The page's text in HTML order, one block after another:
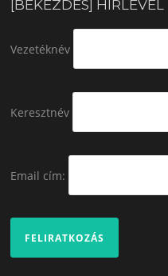
[BEKEZDÉS] HÍRLEVÉL
Vezetéknév
Keresztnév
Email cím: